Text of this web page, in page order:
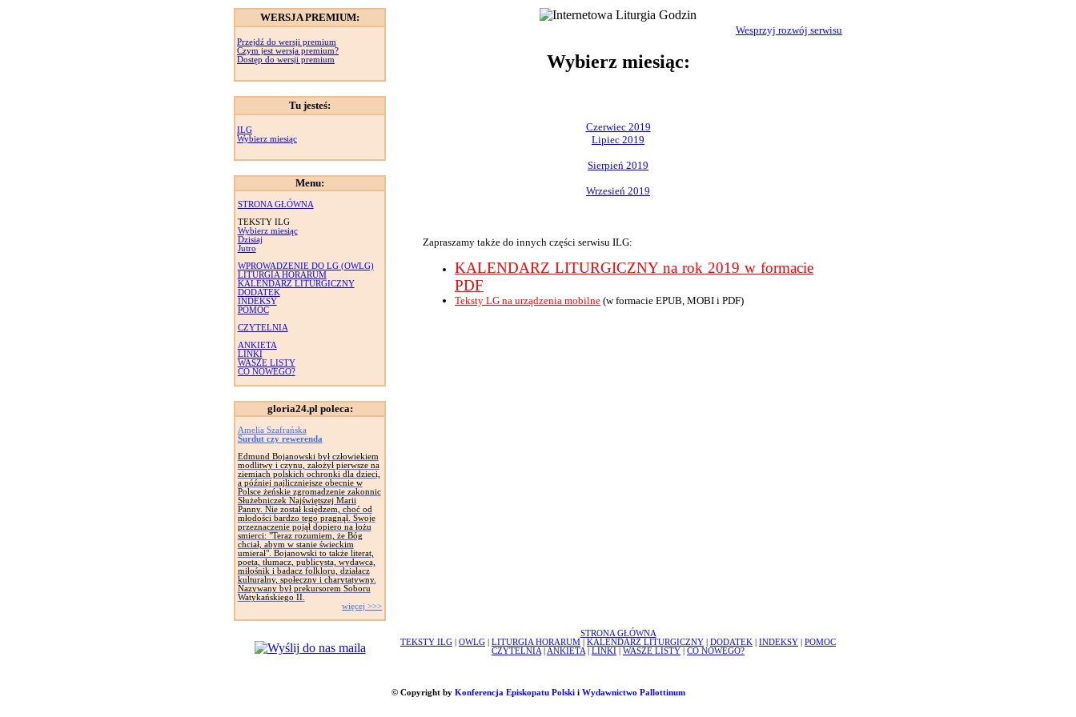
WERSJA PREMIUM:
Przejdź do wersji premium
Czym jest wersja premium?
Dostęp do wersji premium
Tu jesteś:
ILG
Wybierz miesiąc
Menu:
STRONA GŁÓWNA
TEKSTY ILG
Wybierz miesiąc
Dzisiaj
Jutro
WPROWADZENIE DO LG (OWLG)
LITURGIA HORARUM
KALENDARZ LITURGICZNY
DODATEK
INDEKSY
POMOC
CZYTELNIA
ANKIETA
LINKI
WASZE LISTY
CO NOWEGO?
gloria24.pl poleca:
Amelia Szafrańska
Surdut czy rewerenda
Edmund Bojanowski był człowiekiem
modlitwy i czynu, założył pierwsze na
ziemiach polskich ochronki dla dzieci,
a później najliczniejsze obecnie w
Polsce żeńskie zgromadzenie zakonnic
Służebniczek Najświętszej Marii
Panny. Nie został księdzem, choć od
młodości bardzo tego pragnął. Swoje
przeznaczenie pojął dopiero na łożu
smierci: "Teraz rozumiem, że Bóg
chciał, abym w stanie świeckim
umierał". Bojanowski to także literat,
poeta, tłumacz, publicysta, wydawca,
miłośnik i badacz folkloru, działacz
kulturalny, społeczny i charytatywny.
Nazywany był prekursorem Soboru
Watykańskiego II.
więcej >>>
Wesprzyj rozwój serwisu
Wybierz miesiąc:
Czerwiec 2019
Lipiec 2019
Sierpień 2019
Wrzesień 2019
Zapraszamy także do innych części serwisu ILG:
KALENDARZ LITURGICZNY na rok 2019 w formacie
PDF
Teksty LG na urządzenia mobilne (w formacie EPUB, MOBI i PDF)
STRONA GŁÓWNA
TEKSTY ILG
OWLG LITURGIA HORARUM KALENDARZ LITURGICZNY DODATEK INDEKSY
POMOC
CZYTELNIA
ANKIETA LINKI WASZE LISTY CO NOWEGO?
© Copyright by Konferencja Episkopatu Polskii Wydawnictwo Pallottinum